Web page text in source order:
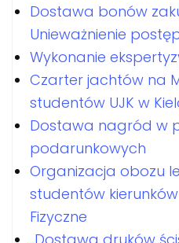
Dostawa bonów
Unieważnienie
Wykonanie
Czarter jachtów na
studentów UJK w
Dostawa nagród w
podarunkowych
Organizacja obozu
studentów
Fizyczne
„Dostawa druków